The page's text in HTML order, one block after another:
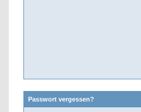
Passwort vergessen?